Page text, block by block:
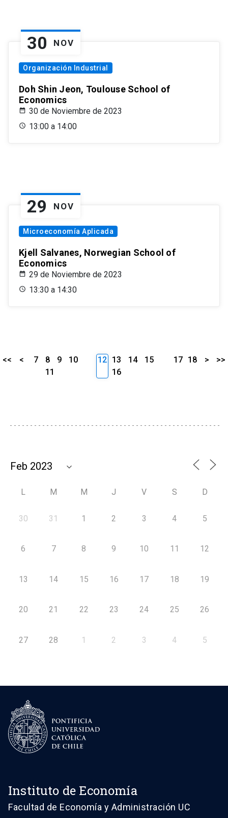
30 NOV
Organización Industrial
Doh Shin Jeon, Toulouse School of
Economics
30 de Noviembre de 2023
13:00 a 14:00
29 NOV
Microeconomía Aplicada
Kjell Salvanes, Norwegian School of
Economics
29 de Noviembre de 2023
13:30 a 14:30
<< < 7 8 9
10
11
12 13 14
15
16
17 18 > >>
L M M J V S D
30 31 1 2 3 4 5
6 7 8 9 10 11 12
13 14 15 16 17 18 19
20 21 22 23 24 25 26
27 28 1 2 3 4 5
Instituto de Economía
Facultad de Economía y Administración UC